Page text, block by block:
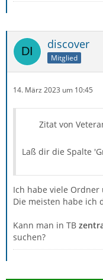
discover
Mitglied
14. März 2023 um 10:45
Zitat von
Laß dir die Spalte
Ich habe viele
Die meisten habe ich
Kann man in TB
suchen?